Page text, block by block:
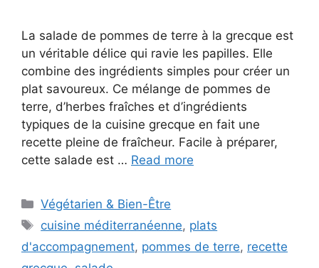
La salade de pommes de terre à la grecque est
un véritable délice qui ravie les papilles. Elle
combine des ingrédients simples pour créer un
plat savoureux. Ce mélange de pommes de
terre, d’herbes fraîches et d’ingrédients
typiques de la cuisine grecque en fait une
recette pleine de fraîcheur. Facile à préparer,
cette salade est … Read more
Categories
Végétarien & Bien-Être
Tags
cuisine méditerranéenne, plats
d'accompagnement, pommes de terre, recette